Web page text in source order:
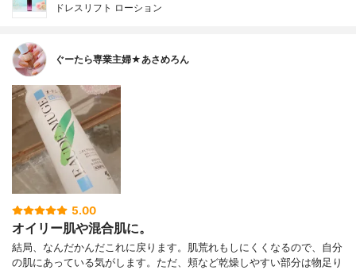
ドレスリフト ローション
ぐーたら専業主婦★あさめろん
5.00
オイリー肌や混合肌に。
結局、なんだかんだこれに戻ります。肌荒れもしにくくなるので、自分
の肌にあっている気がします。ただ、頬など乾燥しやすい部分は物足り